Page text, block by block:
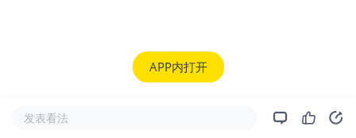
APP内打开
发表看法